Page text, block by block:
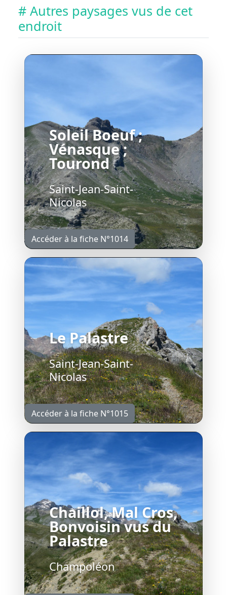
# Autres paysages vus de cet
endroit
Soleil Boeuf ;
Vénasque ;
Tourond
Saint-Jean-Saint-
Nicolas
Accéder à la fiche N°1014
Le Palastre
Saint-Jean-Saint-
Nicolas
Accéder à la fiche N°1015
Chaillol, Mal Cros,
Bonvoisin vus du
Palastre
Champoléon